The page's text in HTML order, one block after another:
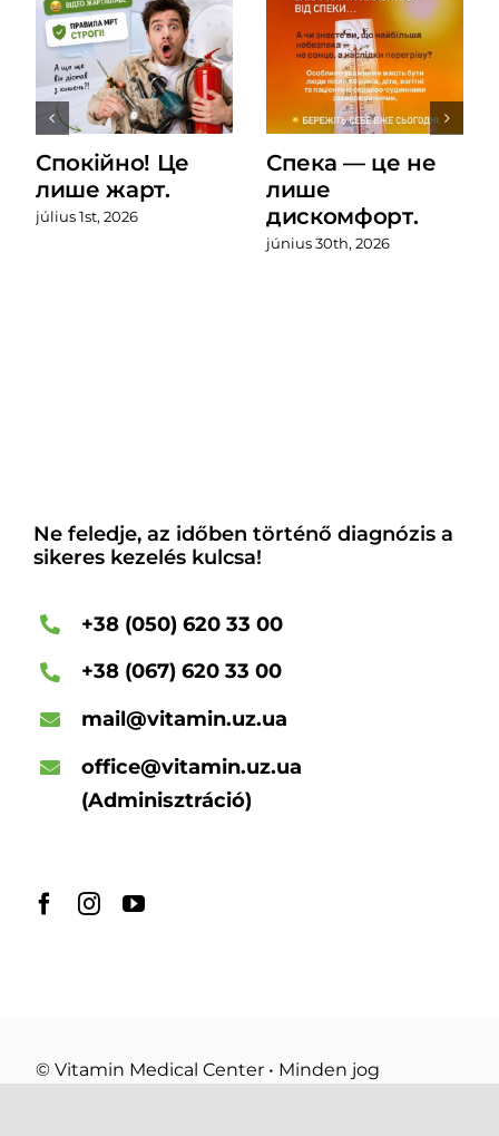
Спокійно! Це
лише жарт.
július 1st, 2026
Спека — це не
лише
дискомфорт.
június 30th, 2026
Ne feledje, az időben történő diagnózis a
sikeres kezelés kulcsa!
+38 (050) 620 33 00
+38 (067) 620 33 00
mail@vitamin.uz.ua
office@vitamin.uz.ua
(Adminisztráció)
© Vitamin Medical Center • Minden jog